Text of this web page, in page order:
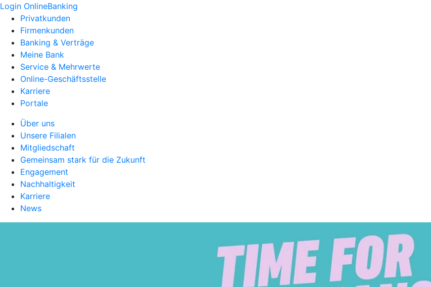
Login OnlineBanking
Privatkunden
Firmenkunden
Banking & Verträge
Meine Bank
Service & Mehrwerte
Online-Geschäftsstelle
Karriere
Portale
Über uns
Unsere Filialen
Mitgliedschaft
Gemeinsam stark für die Zukunft
Engagement
Nachhaltigkeit
Karriere
News